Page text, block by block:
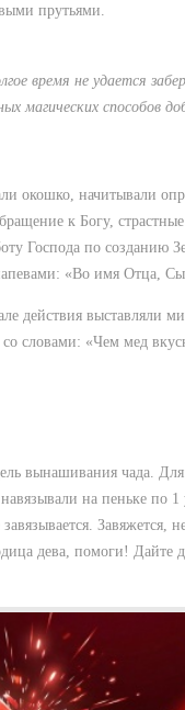
прутьями.
время не удается
магических способов
окошко, начитывали
к Богу,
Господа по созданию
«Во имя Отца,
действия выставляли
словами: «Чем мед
вынашивания чада.
на пеньке по 1
дева, помоги! Дайте